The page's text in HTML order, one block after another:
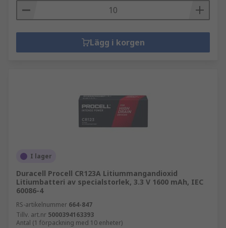
Lägg i korgen
I lager
Duracell Procell CR123A Litiummangandioxid
Litiumbatteri av specialstorlek, 3.3 V 1600 mAh, IEC
60086-4
RS-artikelnummer 664-847
Tillv. art.nr 5000394163393
Antal (1 förpackning med 10 enheter)